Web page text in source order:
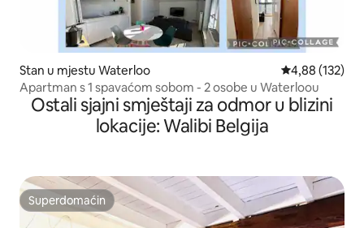
Stan u mjestu Waterloo Prosječna
4,88 (132)
Apartman s 1 spavaćom sobom - 2 osobe u Waterloou
Ostali sjajni smještaji za odmor u blizini
lokacije: Walibi Belgija
Superdomaćin
Superdomaćin